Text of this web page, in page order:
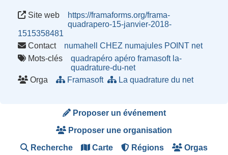
Site web
https://framaforms.org/frama-
quadrapero-15-janvier-2018-
1515358481
Contact
numahell CHEZ numajules POINT net
Mots-clés
quadrapéro apéro framasoft la-
quadrature-du-net
Orga
Framasoft La quadrature du net
Proposer un événement
Proposer une organisation
Recherche Carte Régions Orgas